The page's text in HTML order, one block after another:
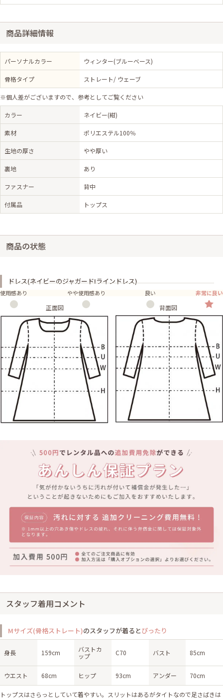
商品詳細情報
パーソナルカラー ウィンター(ブルーベース)
骨格タイプ ストレート/ ウェーブ
※個人差がございますので、参考としてご覧ください
カラー ネイビー(紺)
素材 ポリエステル100％
生地の厚さ やや厚い
裏地 あり
ファスナー 背中
付属品 トップス
商品の状態
ドレス(ネイビーのジャガードIラインドレス)
使用感あり やや使用感あり 良い 非常に良い
正面図 背面図
スタッフ着用コメント
Mサイズ(骨格ストレート)のスタッフが着るとぴったり
身長 159cm
バストカ
ップ
C70 バスト 85cm
ウエスト 68cm ヒップ 93cm アンダー 70cm
トップスはさらっとしていて着やすい。スリットはあるがタイトなので足さばきは